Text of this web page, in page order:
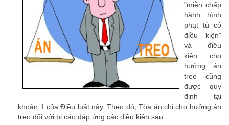
"miễn chấp
hành hình
phạt tù có
điều kiện"
và điều
kiện cho
hưởng án
treo cũng
được quy
định tại
khoản 1 của Điều luật này. Theo đó, Tòa án chỉ cho hưởng án
treo đối với bị cáo đáp ứng các điều kiện sau: